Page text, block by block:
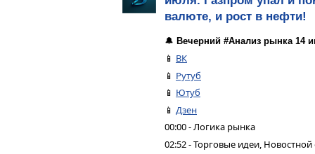
валюте, и рост в нефти!
🔔 Вечерний #Анализ рынка 14
📱 ВК
📱 Рутуб
📱 Ютуб
📱 Дзен
00:00 - Логика рынка
02:52 - Торговые идеи,